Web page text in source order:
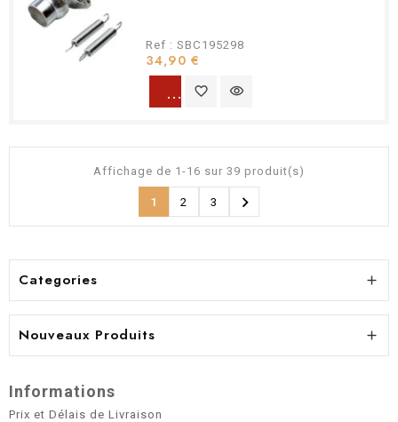
Ref : SBC195298
34,90 €
favorite_border visibility
Affichage de 1-16 sur 39 produit(s)
1 2 3 
Categories 
Nouveaux Produits 
Informations
Prix et Délais de Livraison